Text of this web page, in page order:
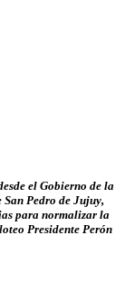
el Gobierno de la
Pedro de Jujuy,
para normalizar la
Presidente Perón